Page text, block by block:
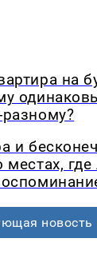
на
и
местах, где
новость